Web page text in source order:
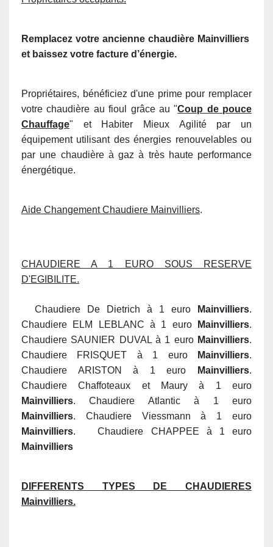
Remplacez votre ancienne chaudière Mainvilliers
et baissez votre facture d’énergie.
Propriétaires, bénéficiez d'une prime pour remplacer
votre chaudière au fioul grâce au "Coup de pouce
Chauffage" et Habiter Mieux Agilité par un
équipement utilisant des énergies renouvelables ou
par une chaudière à gaz à très haute performance
énergétique.
Aide Changement Chaudiere Mainvilliers.
CHAUDIERE A 1 EURO SOUS RESERVE
D'EGIBILITE.
Chaudiere De Dietrich à 1 euro Mainvilliers.
Chaudiere ELM LEBLANC à 1 euro
Mainvilliers.
Chaudiere SAUNIER DUVAL à 1 euro Mainvilliers.
Chaudiere FRISQUET à 1 euro
Mainvilliers.
Chaudiere ARISTON à 1 euro
Mainvilliers.
Chaudiere Chaffoteaux et Maury à 1 euro
Mainvilliers. Chaudiere Atlantic à 1 euro
Mainvilliers. Chaudiere Viessmann à 1 euro
Mainvilliers. Chaudiere CHAPPEE à 1 euro
Mainvilliers
DIFFERENTS TYPES DE CHAUDIERES
Mainvilliers.